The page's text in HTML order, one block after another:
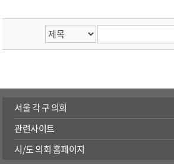
서울 각 구 의회
관련사이트
시/도 의회 홈페이지